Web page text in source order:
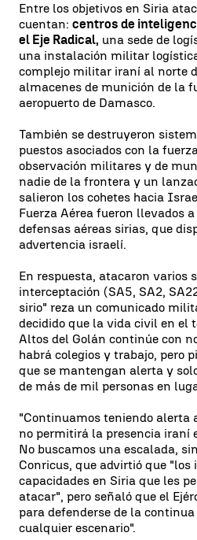
Entre los objetivos en Siria
cuentan: centros de
el Eje Radical, una sede de
una instalación militar
complejo militar iraní al norte
almacenes de munición de la
aeropuerto de Damasco.
También se destruyeron
puestos asociados con la
observación militares y de
nadie de la frontera y un
salieron los cohetes hacia
Fuerza Aérea fueron llevados
defensas aéreas sirias, que
advertencia israelí.
En respuesta, atacaron varios
interceptación (SA5, SA2,
sirio" reza un comunicado
decidido que la vida civil en el
Altos del Golán continúe con
habrá colegios y trabajo, pero
que se mantengan alerta y
de más de mil personas en
"Continuamos teniendo alerta
no permitirá la presencia iraní
No buscamos una escalada,
Conricus, que advirtió que
capacidades en Siria que les
atacar", pero señaló que el
para defenderse de la
cualquier escenario".